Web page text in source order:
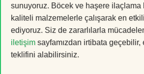
sunuyoruz. Böcek ve haşere ilaçlama
kaliteli malzemelerle çalışarak en
ediyoruz. Siz de zararlılarla
iletişim sayfamızdan irtibata geçebilir,
teklifini alabilirsiniz.